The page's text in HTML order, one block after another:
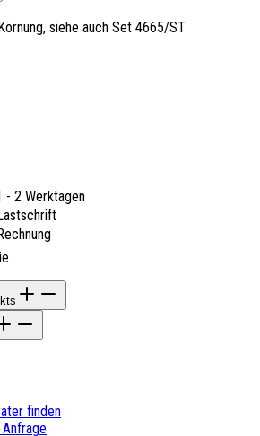
siehe auch Set 4665/ST
- 2 Werktagen
finden